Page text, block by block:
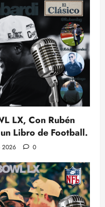
LX, Con Rubén
Libro de Football.
2026 0